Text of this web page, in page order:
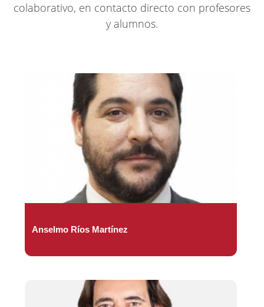
colaborativo, en contacto directo con profesores
y alumnos.
Anselmo Ríos Martínez